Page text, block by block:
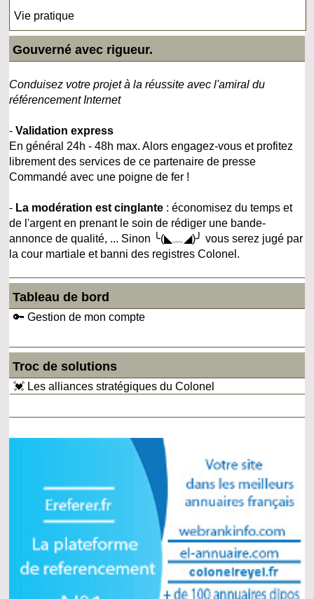
Vie pratique
Gouverné avec rigueur.
Conduisez votre projet à la réussite avec l'amiral du
référencement Internet
-Validation express
En général 24h - 48h max. Alors engagez-vous et profitez
librement des services de ce partenaire de presse
Commandé avec une poigne de fer !
- La modération est cinglante : économisez du temps et
de l'argent en prenant le soin de rédiger une bande-
annonce de qualité, ... Sinon ╰(◣﹏◢)╯ vous serez jugé par
la cour martiale et banni des registres Colonel.
Tableau de bord
🔑 Gestion de mon compte
Troc de solutions
💓 Les alliances stratégiques du Colonel